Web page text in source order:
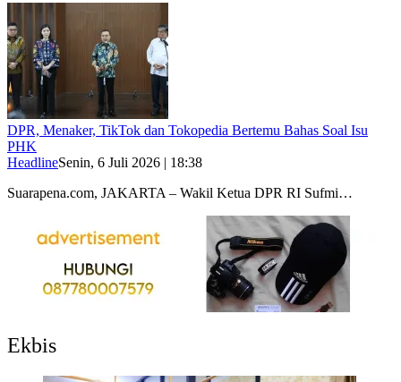
DPR, Menaker, TikTok dan Tokopedia Bertemu Bahas Soal Isu
PHK
HeadlineSenin, 6 Juli 2026 | 18:38
Suarapena.com, JAKARTA – Wakil Ketua DPR RI Sufmi…
Ekbis